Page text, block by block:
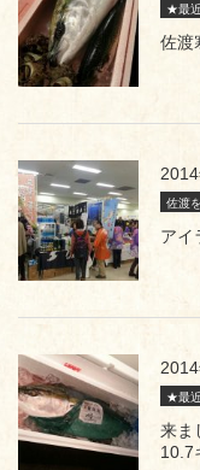
★最
佐渡
佐渡
アイ
★最
来ま
10.7